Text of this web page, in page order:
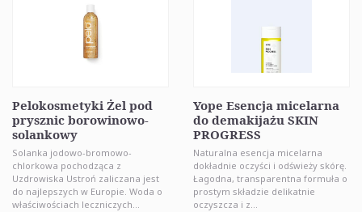
Pelokosmetyki Żel pod
prysznic borowinowo-
solankowy
Solanka jodowo-bromowo-
chlorkowa pochodząca z
Uzdrowiska Ustroń zaliczana jest
do najlepszych w Europie. Woda o
właściwościach leczniczych...
Yope Esencja micelarna
do demakijażu SKIN
PROGRESS
Naturalna esencja micelarna
dokładnie oczyści i odświeży skórę.
Łagodna, transparentna formuła o
prostym składzie delikatnie
oczyszcza i z...